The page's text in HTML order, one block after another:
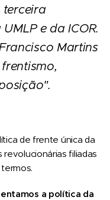
terceira
e da ICOR.
Martins
".
de frente única da
filiadas
a política da